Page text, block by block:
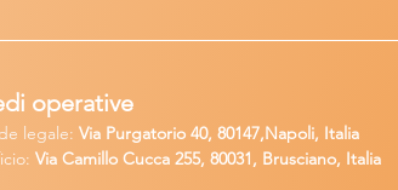
operative
legale:Via Purgatorio 40, 80147,Napoli, Italia
Via Camillo Cucca 255, 80031, Brusciano, Italia